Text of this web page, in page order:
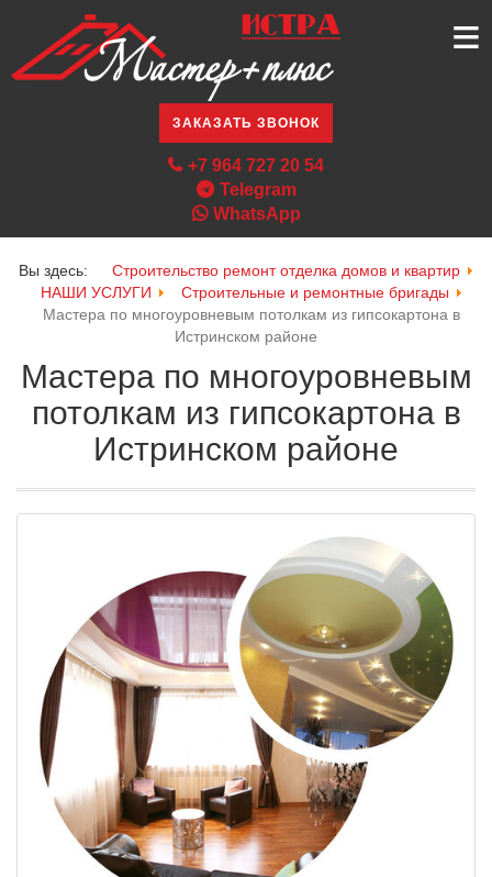
≡
ЗАКАЗАТЬ ЗВОНОК
+7 964 727 20 54
Telegram
WhatsApp
Вы здесь:
Строительство ремонт отделка домов и квартир
НАШИ УСЛУГИ
Строительные и ремонтные бригады
Мастера по многоуровневым потолкам из гипсокартона в
Истринском районе
Мастера по многоуровневым
потолкам из гипсокартона в
Истринском районе